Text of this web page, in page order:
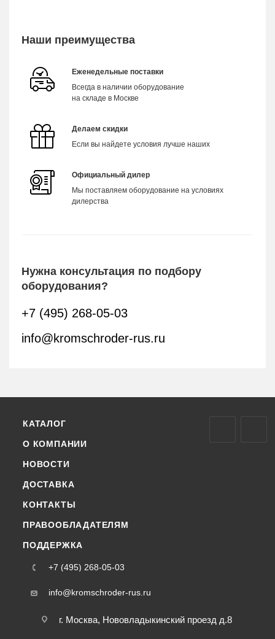
Наши преимущества
Еженедельные поставки
Всегда в наличии оборудование
на складе в Москве
Делаем скидки
Если вы найдете условия лучше наших
Официальный дилер
Мы поставляем оборудование на условиях
дилерства
Нужна консультация по подбору
оборудования?
+7 (495) 268-05-03
info@kromschroder-rus.ru
КАТАЛОГ
О КОМПАНИИ
НОВОСТИ
ДОСТАВКА
КОНТАКТЫ
ПРАВООБЛАДАТЕЛЯМ
ПОДДЕРЖКА
+7 (495) 268-05-03
info@kromschroder-rus.ru
г. Москва, Нововладыкинский проезд д.8